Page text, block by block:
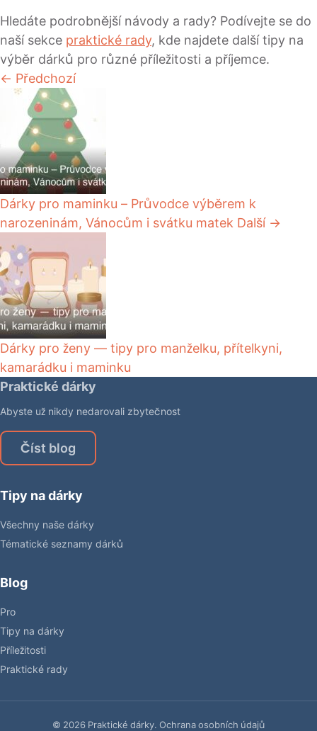
Hledáte podrobnější návody a rady? Podívejte se do
naší sekce praktické rady, kde najdete další tipy na
výběr dárků pro různé příležitosti a příjemce.
← Předchozí
Dárky pro maminku – Průvodce výběrem k
narozeninám, Vánocům i svátku matek Další →
Dárky pro ženy — tipy pro manželku, přítelkyni,
kamarádku i maminku
Praktické dárky
Abyste už nikdy nedarovali zbytečnost
Číst blog
Tipy na dárky
Všechny naše dárky
Tématické seznamy dárků
Blog
Pro
Tipy na dárky
Příležitosti
Praktické rady
© 2026 Praktické dárky. Ochrana osobních údajů